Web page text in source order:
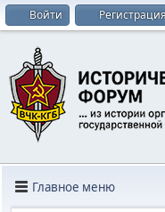
Войти
Главное меню